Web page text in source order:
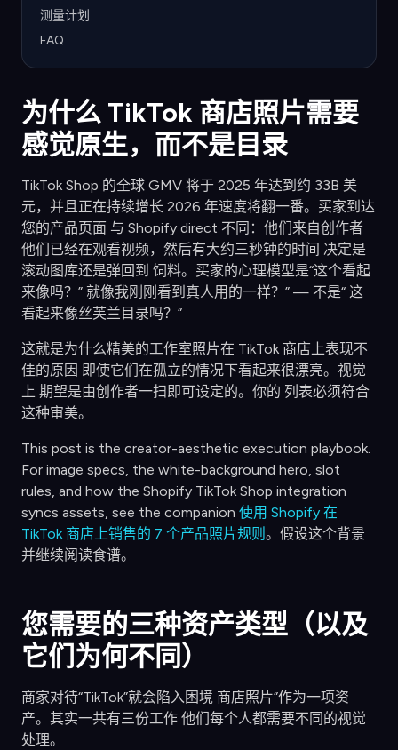
测量计划
FAQ
为什么 TikTok 商店照片需要
感觉原生，而不是目录
TikTok Shop 的全球 GMV 将于 2025 年达到约 33B 美
元，并且正在持续增长 2026 年速度将翻一番。买家到达
您的产品页面 与 Shopify direct 不同：他们来自创作者
他们已经在观看视频，然后有大约三秒钟的时间 决定是
滚动图库还是弹回到 饲料。买家的心理模型是“这个看起
来像吗？” 就像我刚刚看到真人用的一样？” — 不是“ 这
看起来像丝芙兰目录吗？”
这就是为什么精美的工作室照片在 TikTok 商店上表现不
佳的原因 即使它们在孤立的情况下看起来很漂亮。视觉
上 期望是由创作者一扫即可设定的。你的 列表必须符合
这种审美。
This post is the creator-aesthetic execution playbook.
For image specs, the white-background hero, slot
rules, and how the Shopify TikTok Shop integration
syncs assets, see the companion 使用 Shopify 在
TikTok 商店上销售的 7 个产品照片规则 。假设这个背景
并继续阅读食谱。
您需要的三种资产类型（以及
它们为何不同）
商家对待“TikTok”就会陷入困境 商店照片”作为一项资
产。其实一共有三份工作 他们每个人都需要不同的视觉
处理。